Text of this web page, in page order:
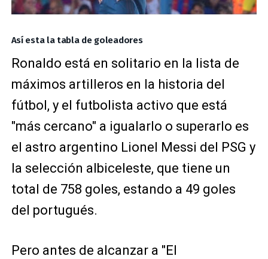
Así esta la tabla de goleadores
Ronaldo está en solitario en la lista de
máximos artilleros en la historia del
fútbol, y el futbolista activo que está
"más cercano" a igualarlo o superarlo es
el astro argentino Lionel Messi del PSG y
la selección albiceleste, que tiene un
total de 758 goles, estando a 49 goles
del portugués.
Pero antes de alcanzar a "El